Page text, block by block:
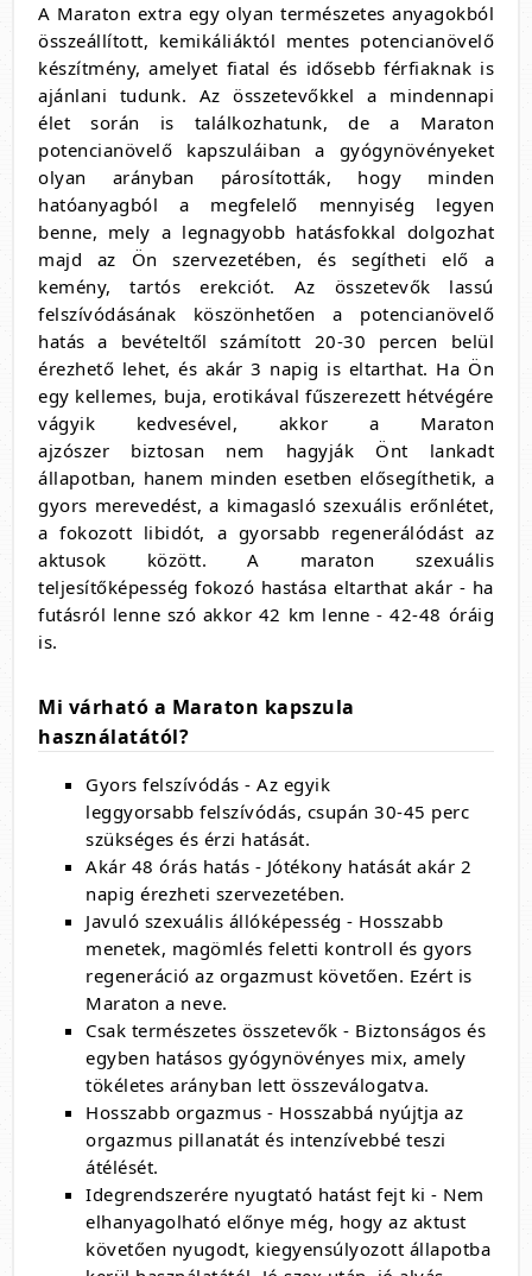
A Maraton extra egy olyan természetes anyagokból
összeállított, kemikáliáktól mentes potencianövelő
készítmény, amelyet fiatal és idősebb férfiaknak is
ajánlani tudunk. Az összetevőkkel a mindennapi
élet során is találkozhatunk, de a Maraton
potencianövelő kapszuláiban a gyógynövényeket
olyan arányban párosították, hogy minden
hatóanyagból a megfelelő mennyiség legyen
benne, mely a legnagyobb hatásfokkal dolgozhat
majd az Ön szervezetében, és segítheti elő a
kemény, tartós erekciót. Az összetevők lassú
felszívódásának köszönhetően a potencianövelő
hatás a bevételtől számított 20-30 percen belül
érezhető lehet, és akár 3 napig is eltarthat. Ha Ön
egy kellemes, buja, erotikával fűszerezett hétvégére
vágyik kedvesével, akkor a Maraton
ajzószer biztosan nem hagyják Önt lankadt
állapotban, hanem minden esetben elősegíthetik, a
gyors merevedést, a kimagasló szexuális erőnlétet,
a fokozott libidót, a gyorsabb regenerálódást az
aktusok között. A maraton szexuális
teljesítőképesség fokozó hastása eltarthat akár - ha
futásról lenne szó akkor 42 km lenne - 42-48 óráig
is.
Mi várható a Maraton kapszula
használatától?
Gyors felszívódás - Az egyik
leggyorsabb felszívódás, csupán 30-45 perc
szükséges és érzi hatását.
Akár 48 órás hatás - Jótékony hatását akár 2
napig érezheti szervezetében.
Javuló szexuális állóképesség - Hosszabb
menetek, magömlés feletti kontroll és gyors
regeneráció az orgazmust követően. Ezért is
Maraton a neve.
Csak természetes összetevők - Biztonságos és
egyben hatásos gyógynövényes mix, amely
tökéletes arányban lett összeválogatva.
Hosszabb orgazmus - Hosszabbá nyújtja az
orgazmus pillanatát és intenzívebbé teszi
átélését.
Idegrendszerére nyugtató hatást fejt ki - Nem
elhanyagolható előnye még, hogy az aktust
követően nyugodt, kiegyensúlyozott állapotba